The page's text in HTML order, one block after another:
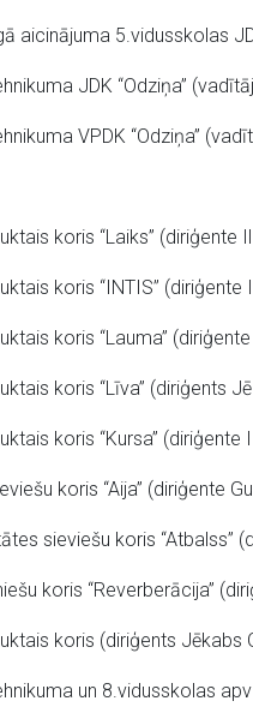
aicinājuma 5.vidusskolas
JDK “Odziņa”
VPDK “Odziņa”
koris “Laiks” (diriģente
koris “INTIS” (diriģente
koris “Lauma”
koris “Līva” (diriģents
koris “Kursa” (diriģente
koris “Aija” (diriģente
sieviešu koris “Atbalss”
koris “Reverberācija”
koris (diriģents Jēkabs
un 8.vidusskolas